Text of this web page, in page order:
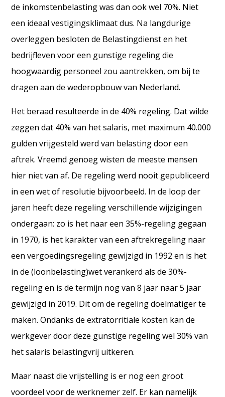
de inkomstenbelasting was dan ook wel 70%. Niet
een ideaal vestigingsklimaat dus. Na langdurige
overleggen besloten de Belastingdienst en het
bedrijfleven voor een gunstige regeling die
hoogwaardig personeel zou aantrekken, om bij te
dragen aan de wederopbouw van Nederland.
Het beraad resulteerde in de 40% regeling. Dat wilde
zeggen dat 40% van het salaris, met maximum 40.000
gulden vrijgesteld werd van belasting door een
aftrek. Vreemd genoeg wisten de meeste mensen
hier niet van af. De regeling werd nooit gepubliceerd
in een wet of resolutie bijvoorbeeld. In de loop der
jaren heeft deze regeling verschillende wijzigingen
ondergaan: zo is het naar een 35%-regeling gegaan
in 1970, is het karakter van een aftrekregeling naar
een vergoedingsregeling gewijzigd in 1992 en is het
in de (loonbelasting)wet verankerd als de 30%-
regeling en is de termijn nog van 8 jaar naar 5 jaar
gewijzigd in 2019. Dit om de regeling doelmatiger te
maken. Ondanks de extratorritiale kosten kan de
werkgever door deze gunstige regeling wel 30% van
het salaris belastingvrij uitkeren.
Maar naast die vrijstelling is er nog een groot
voordeel voor de werknemer zelf. Er kan namelijk